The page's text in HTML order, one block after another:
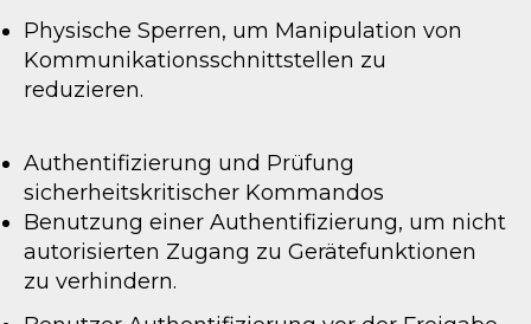
Physische Sperren, um Manipulation von
Kommunikationsschnittstellen zu
reduzieren.
Authentifizierung und Prüfung
sicherheitskritischer Kommandos
Benutzung einer Authentifizierung, um nicht
autorisierten Zugang zu Gerätefunktionen
zu verhindern.